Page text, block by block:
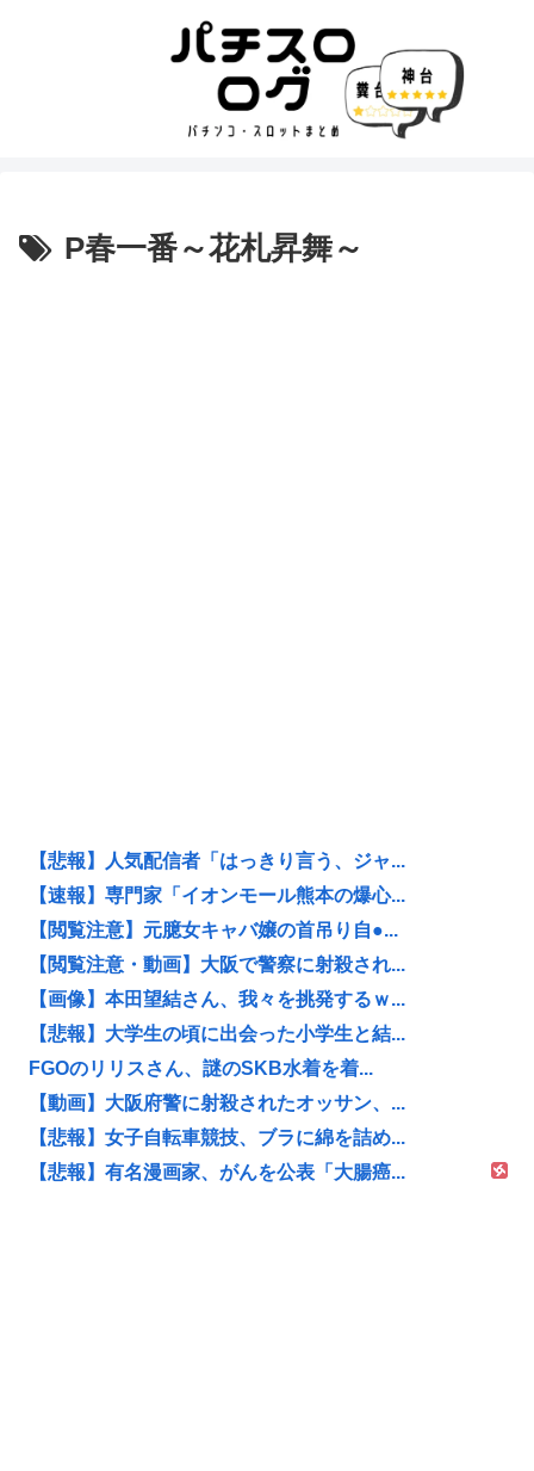
P春一番～花札昇舞～
【悲報】人気配信者「はっきり言う、ジャ...
【速報】専門家「イオンモール熊本の爆心...
【閲覧注意】元臆女キャバ嬢の首吊り自●...
【閲覧注意・動画】大阪で警察に射殺され...
【画像】本田望結さん、我々を挑発するｗ...
【悲報】大学生の頃に出会った小学生と結...
FGOのリリスさん、謎のSKB水着を着...
【動画】大阪府警に射殺されたオッサン、...
【悲報】女子自転車競技、ブラに綿を詰め...
【悲報】有名漫画家、がんを公表「大腸癌...